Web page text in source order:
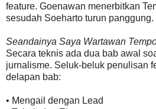
feature. Goenawan menerbitkan
sesudah Soeharto turun panggung.
Seandainya Saya Wartawan
Secara teknis ada dua bab awal
jurnalisme. Seluk-beluk penulisan
delapan bab:
• Mengail dengan Lead